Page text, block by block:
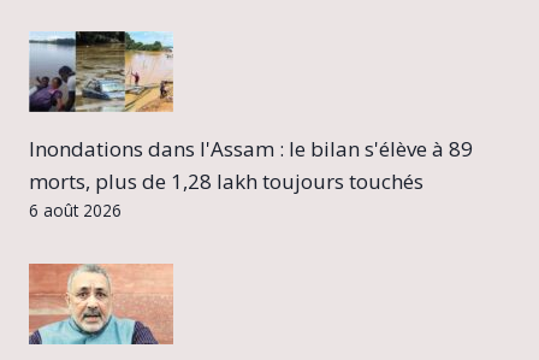
Inondations dans l'Assam : le bilan s'élève à 89
morts, plus de 1,28 lakh toujours touchés
6 août 2026